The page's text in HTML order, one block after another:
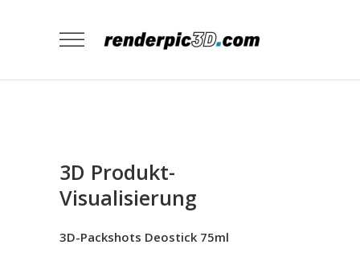
3D Produkt-
Visualisierung
3D-Packshots Deostick 75ml